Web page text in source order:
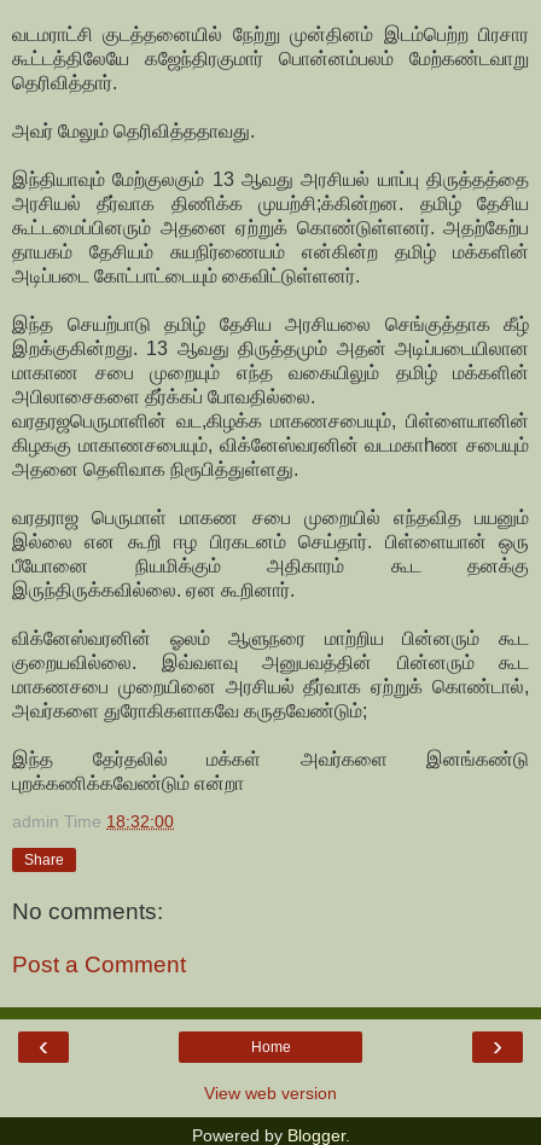
வடமராட்சி குடத்தனையில் நேற்று முன்தினம் இடம்பெற்ற பிரசார
கூட்டத்திலேயே கஜேந்திரகுமார் பொன்னம்பலம் மேற்கண்டவாறு
தெரிவித்தார்.
அவர் மேலும் தெரிவித்ததாவது.
இந்தியாவும் மேற்குலகும் 13 ஆவது அரசியல் யாப்பு திருத்தத்தை
அரசியல் தீர்வாக திணிக்க முயற்சி;க்கின்றன. தமிழ் தேசிய
கூட்டமைப்பினரும் அதனை ஏற்றுக் கொண்டுள்ளனர். அதற்கேற்ப
தாயகம் தேசியம் சுயநிர்ணையம் என்கின்ற தமிழ் மக்களின்
அடிப்படை கோட்பாட்டையும் கைவிட்டுள்ளனர்.
இந்த செயற்பாடு தமிழ் தேசிய அரசியலை செங்குத்தாக கீழ்
இறக்குகின்றது. 13 ஆவது திருத்தமும் அதன் அடிப்படையிலான
மாகாண சபை முறையும் எந்த வகையிலும் தமிழ் மக்களின்
அபிலாசைகளை தீர்க்கப் போவதில்லை.
வரதரஜபெருமாளின் வட,கிழக்க மாகணசபையும், பிள்ளையானின்
கிழககு மாகாணசபையும், விக்னேஸ்வரனின் வடமகாhண சபையும்
அதனை தெளிவாக நிரூபித்துள்ளது.
வரதராஜ பெருமாள் மாகண சபை முறையில் எந்தவித பயனும்
இல்லை என கூறி ஈழ பிரகடனம் செய்தார். பிள்ளையான் ஒரு
பீயோனை நியமிக்கும் அதிகாரம் கூட தனக்கு
இருந்திருக்கவில்லை. ஏன கூறினார்.
விக்னேஸ்வரனின் ஓலம் ஆளுநரை மாற்றிய பின்னரும் கூட
குறையவில்லை. இவ்வளவு அனுபவத்தின் பின்னரும் கூட
மாகணசபை முறையினை அரசியல் தீர்வாக ஏற்றுக் கொண்டால்,
அவர்களை துரோகிகளாகவே கருதவேண்டும்;
இந்த தேர்தலில் மக்கள் அவர்களை இனங்கண்டு
புறக்கணிக்கவேண்டும் என்றா
admin Time 18:32:00
Share
No comments:
Post a Comment
‹ ›
Home
View web version
Powered by Blogger.